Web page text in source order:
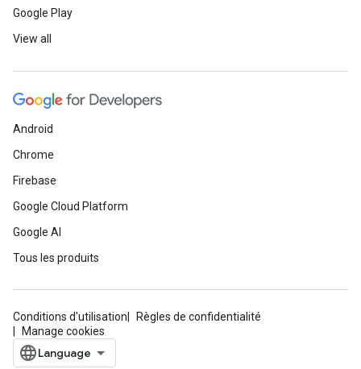
Google Play
View all
Android
Chrome
Firebase
Google Cloud Platform
Google AI
Tous les produits
Conditions d'utilisation
Règles de confidentialité
Manage cookies